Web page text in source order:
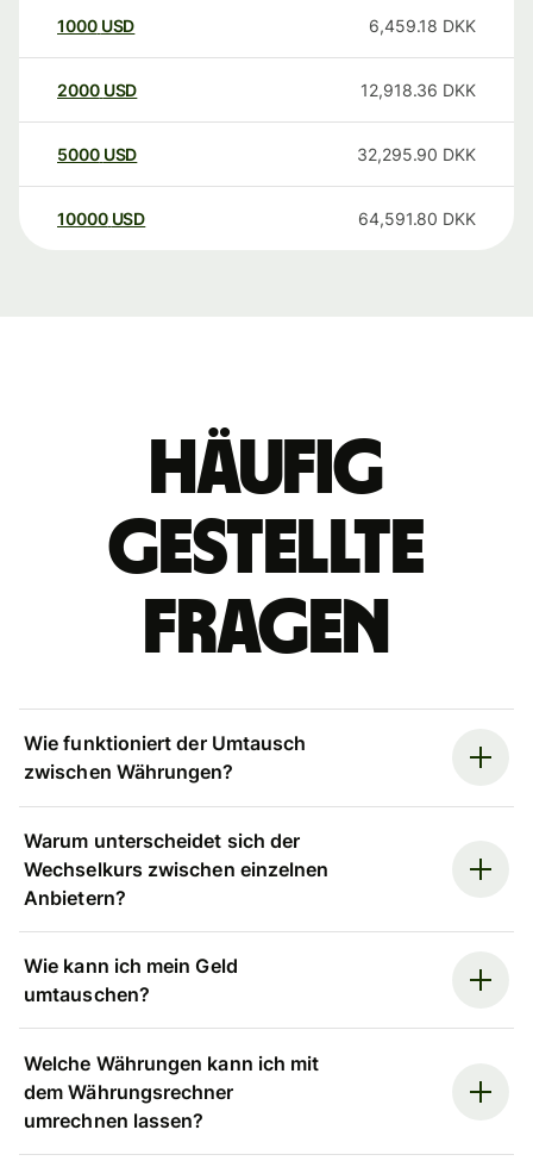
1000 USD 6,459.18 DKK
2000 USD 12,918.36 DKK
5000 USD 32,295.90 DKK
10000 USD 64,591.80 DKK
Häufig
gestellte
Fragen
Wie funktioniert der Umtausch
zwischen Währungen?
Warum unterscheidet sich der
Wechselkurs zwischen einzelnen
Anbietern?
Wie kann ich mein Geld
umtauschen?
Welche Währungen kann ich mit
dem Währungsrechner
umrechnen lassen?